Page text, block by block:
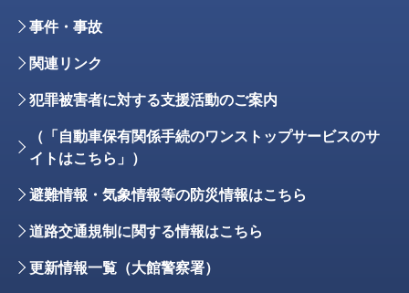
事件・事故
関連リンク
犯罪被害者に対する支援活動のご案内
（「自動車保有関係手続のワンストップサービスのサ
イトはこちら」）
避難情報・気象情報等の防災情報はこちら
道路交通規制に関する情報はこちら
更新情報一覧（大館警察署）